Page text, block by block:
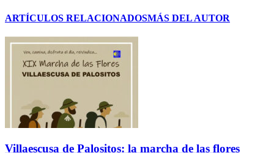
ARTÍCULOS RELACIONADOSMÁS DEL AUTOR
Villaescusa de Palositos: la marcha de las flores